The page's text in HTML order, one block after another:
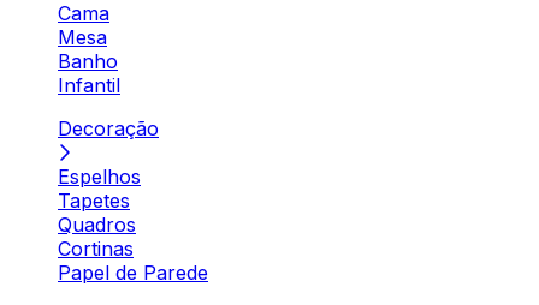
Cama
Mesa
Banho
Infantil
Decoração
Espelhos
Tapetes
Quadros
Cortinas
Papel de Parede